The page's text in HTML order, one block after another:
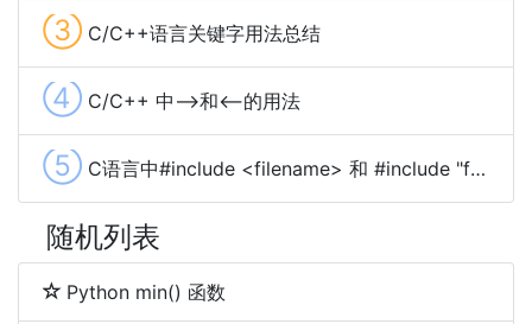
③ C/C++语言关键字用法总结
④ C/C++ 中-->和<--的用法
⑤ C语言中#include <filename> 和 #include "filename"的区别
随机列表
Python min() 函数